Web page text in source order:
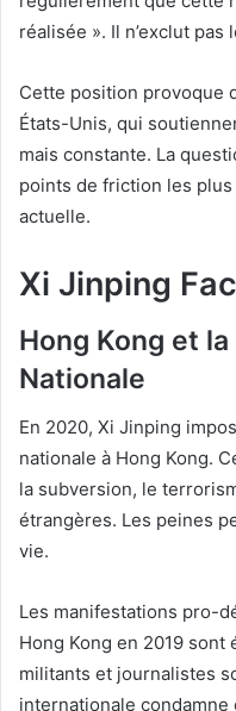
réalisée ». Il n’exclut pas
Cette position provoque
États-Unis, qui
mais constante. La
points de friction les
actuelle.
Xi Jinping
Hong Kong et
Nationale
En 2020, Xi Jinping
nationale à Hong Kong.
la subversion, le
étrangères. Les peines
vie.
Les manifestations pro-
Hong Kong en 2019 sont
militants et journalistes
internationale